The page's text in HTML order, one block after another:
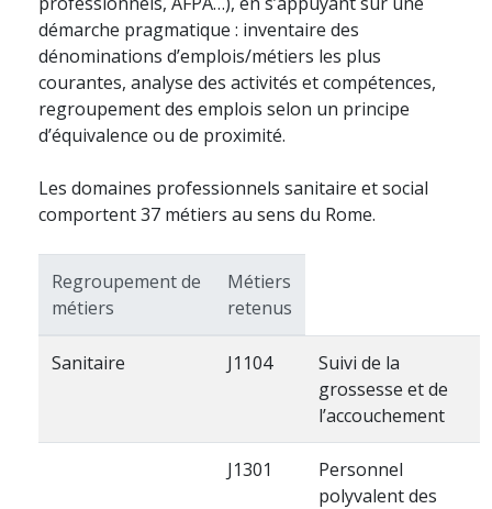
démarche pragmatique : inventaire des
dénominations d’emplois/métiers les plus
courantes, analyse des activités et compétences,
regroupement des emplois selon un principe
d’équivalence ou de proximité.
Les domaines professionnels sanitaire et social
comportent 37 métiers au sens du Rome.
Regroupement de
métiers
Métiers
retenus
Sanitaire J1104
Suivi de la
grossesse et de
l’accouchement
J1301
Personnel
polyvalent des